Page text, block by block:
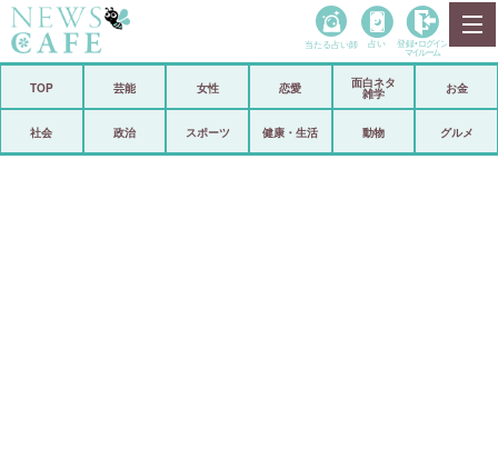
政治
当たる占い師 占い 登録• ログイン
マイルーム
TOP 芸能 女性 恋愛
面白ネタ
雑学
お金
社会 政治 スポーツ 健康・生活 動物 グルメ